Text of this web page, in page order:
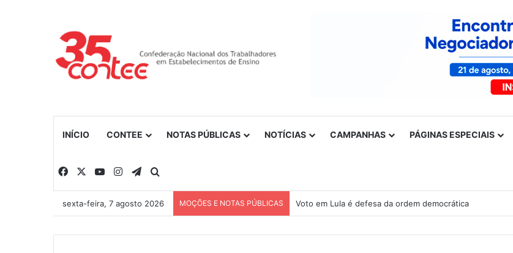
INÍCIO CONTEE NOTAS PÚBLICAS NOTÍCIAS CAMPANHAS PÁGINAS ESPECIAIS
Facebook YouTubeInstagramTelegram
sexta-feira, 7 agosto 2026 MOÇÕES E NOTAS PÚBLICAS Voto em Lula é defesa da ordem democrática